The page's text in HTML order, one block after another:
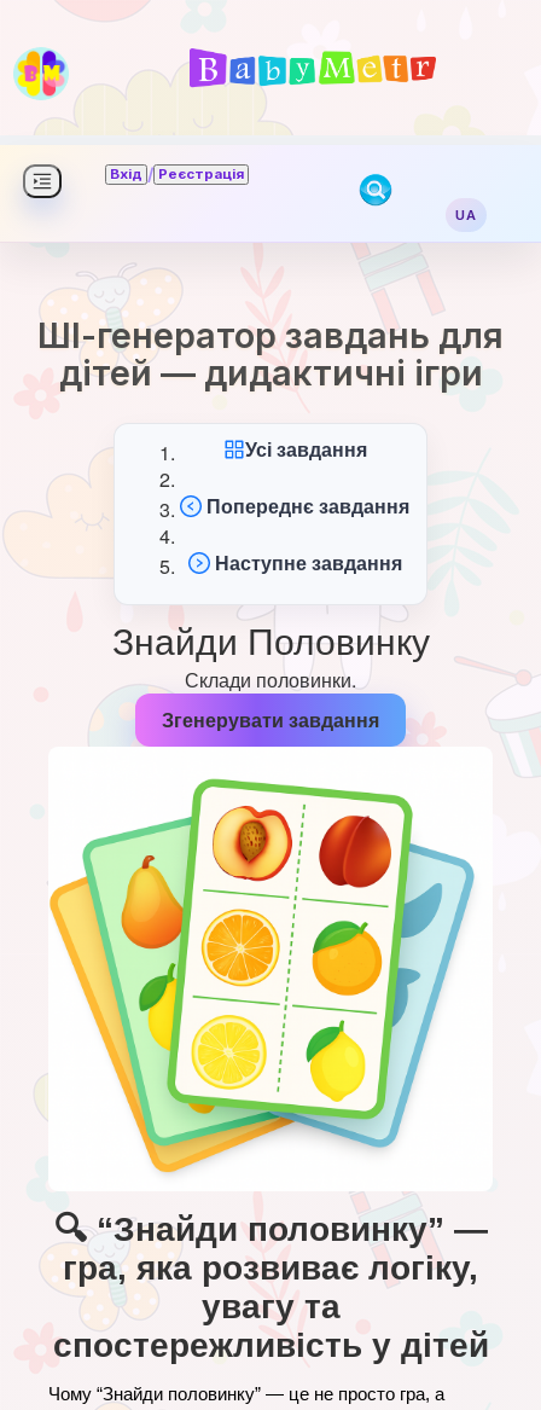
Вхід / Реєстрація
UA
ШІ-генератор завдань для
дітей — дидактичні ігри
Усі завдання
Попереднє завдання
Наступне завдання
Знайди Половинку
Склади половинки.
Згенерувати завдання
🔍 “Знайди половинку” —
гра, яка розвиває логіку,
увагу та
спостережливість у дітей
Чому “Знайди половинку” — це не просто гра, а